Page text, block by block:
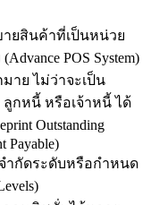
ยสินค้าที่เป็นหน่วย
POS System)
าย ไม่ว่าจะเป็น
กหนี้ หรือเจ้าหนี้ ได้
Outstanding
Payable)
ำกัดระดับหรือกำหนด